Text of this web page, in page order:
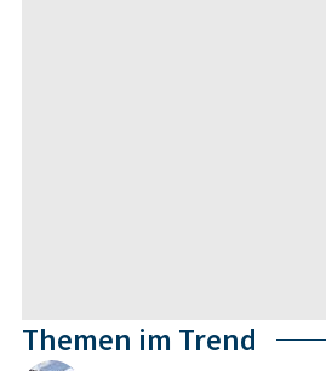
Themen im Trend